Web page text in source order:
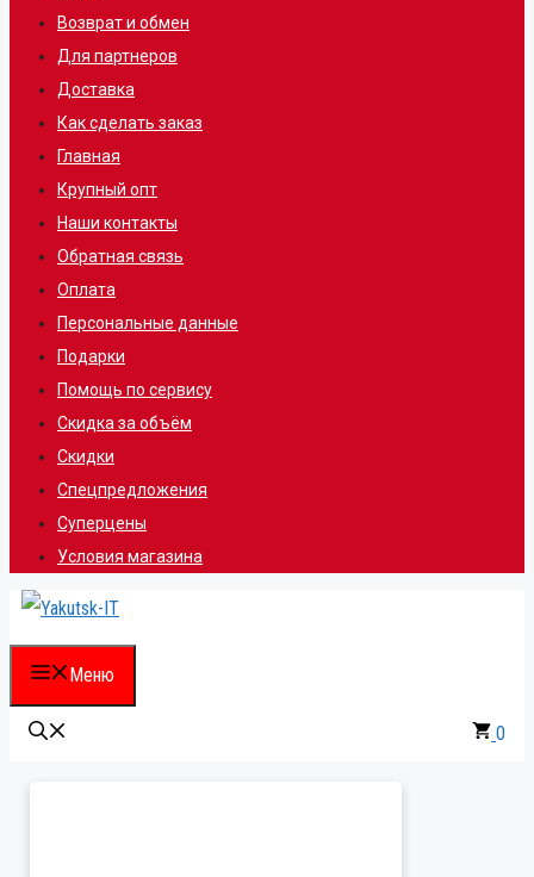
Возврат и обмен
Для партнеров
Доставка
Как сделать заказ
Главная
Крупный опт
Наши контакты
Обратная связь
Оплата
Персональные данные
Подарки
Помощь по сервису
Скидка за объём
Скидки
Спецпредложения
Суперцены
Условия магазина
Меню
0